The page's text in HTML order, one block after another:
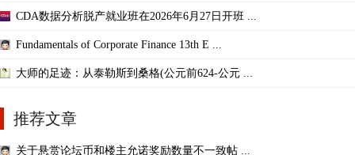
CDA数据分析脱产就业班在2026年6月27日开班 ...
Fundamentals of Corporate Finance 13th E ...
大师的足迹：从泰勒斯到桑格(公元前624-公元 ...
推荐文章
关于悬赏论坛币和楼主允诺奖励数量不一致帖 ...